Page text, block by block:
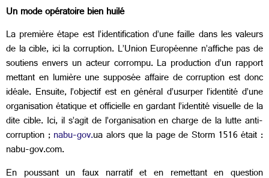
Un mode opératoire bien huilé
La première étape est l’identification d’une faille dans les valeurs
de la cible, ici la corruption. L’Union Européenne n’affiche pas de
soutiens envers un acteur corrompu. La production d’un rapport
mettant en lumière une supposée affaire de corruption est donc
idéale. Ensuite, l’objectif est en général d’usurper l’identité d’une
organisation étatique et officielle en gardant l’identité visuelle de la
dite cible. Ici, il s’agit de l’organisation en charge de la lutte anti-
corruption ; nabu-gov.uaalors que la page de Storm 1516 était :
nabu-gov.com.
En poussant un faux narratif et en remettant en question